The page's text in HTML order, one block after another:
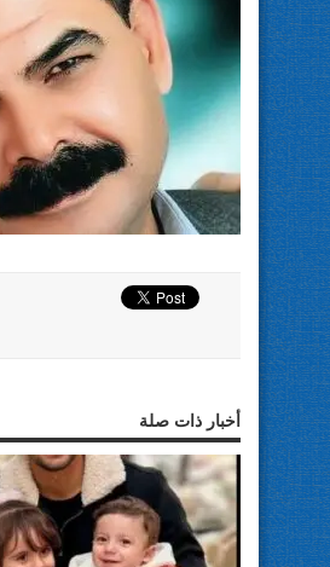
أخبار ذات صلة